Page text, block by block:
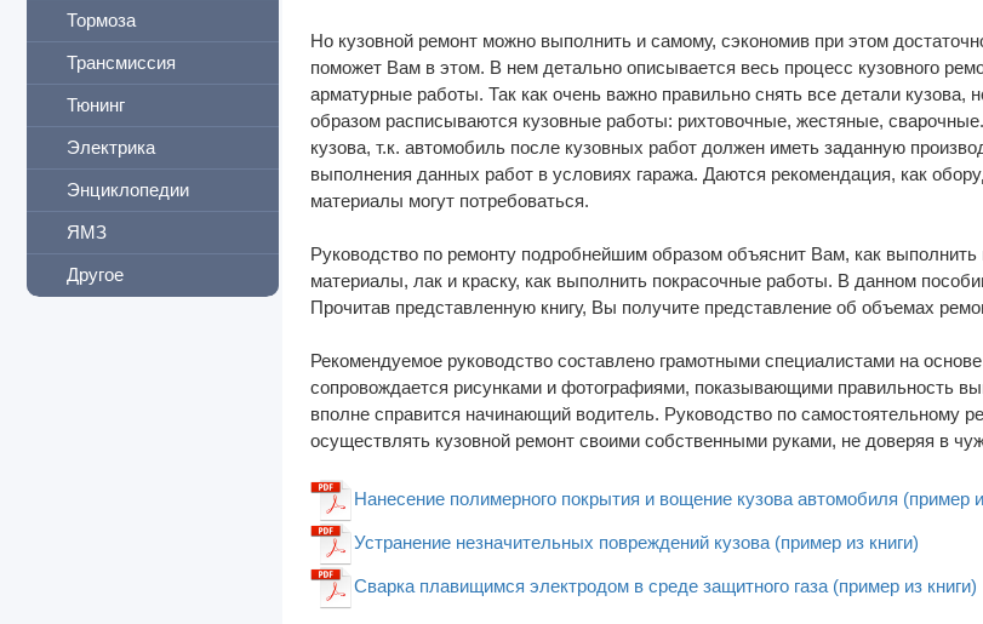
Тормоза
Трансмиссия
Тюнинг
Электрика
Энциклопедии
ЯМЗ
Другое
Но кузовной ремонт можно выполнить и самому, сэкономив при этом
поможет Вам в этом. В нем детально описывается весь процесс кузовного
арматурные работы. Так как очень важно правильно снять все детали
образом расписываются кузовные работы: рихтовочные, жестяные,
кузова, т.к. автомобиль после кузовных работ должен иметь заданную
выполнения данных работ в условиях гаража. Даются рекомендация, как
материалы могут потребоваться.
Руководство по ремонту подробнейшим образом объяснит Вам, как
материалы, лак и краску, как выполнить покрасочные работы. В данном
Прочитав представленную книгу, Вы получите представление об объемах
Рекомендуемое руководство составлено грамотными специалистами на
сопровождается рисунками и фотографиями, показывающими правильность
вполне справится начинающий водитель. Руководство по самостоятельному
осуществлять кузовной ремонт своими собственными руками, не доверяя в
Нанесение полимерного покрытия и вощение кузова автомобиля (пример
Устранение незначительных повреждений кузова (пример из книги)
Сварка плавищимся электродом в среде защитного газа (пример из книги)